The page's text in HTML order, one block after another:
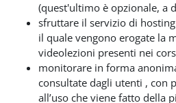
(quest'ultimo è opzionale, a
sfruttare il servizio di
il quale vengono erogate la
videolezioni presenti nei
monitorare in forma
consultate dagli utenti , con
all’uso che viene fatto della